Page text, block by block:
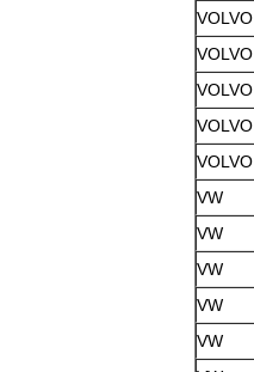
VOLVO
VOLVO
VOLVO
VOLVO
VOLVO
VW
VW
VW
VW
VW